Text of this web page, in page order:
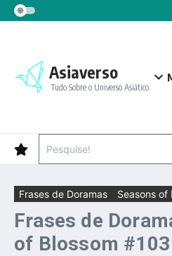
Ir para o conteúdo
Asiaverso
Tudo Sobre o Universo Asiático
Frases de Doramas Seasons of
Frases de
of Blossom #103